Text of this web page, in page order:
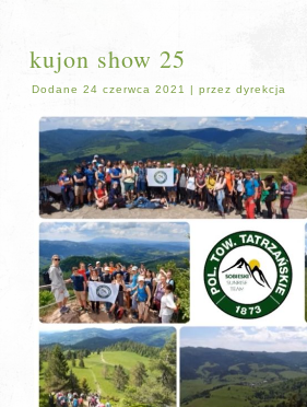
kujon show 25
Dodane 24 czerwca 2021 |przez dyrekcja